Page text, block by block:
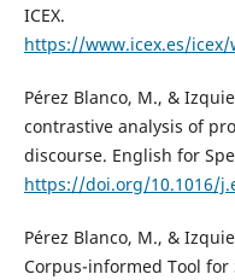
ICEX.
https://www.icex.es/
Pérez Blanco, M., &
contrastive analysis of
discourse. English for
https://doi.org/10.1016/
Pérez Blanco, M., &
Corpus-informed Tool